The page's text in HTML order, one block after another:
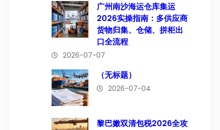
广州南沙海运仓库集运
2026实操指南：多供应商
货物归集、仓储、拼柜出
口全流程
2026-07-07
（无标题）
2026-07-04
黎巴嫩双清包税2026全攻